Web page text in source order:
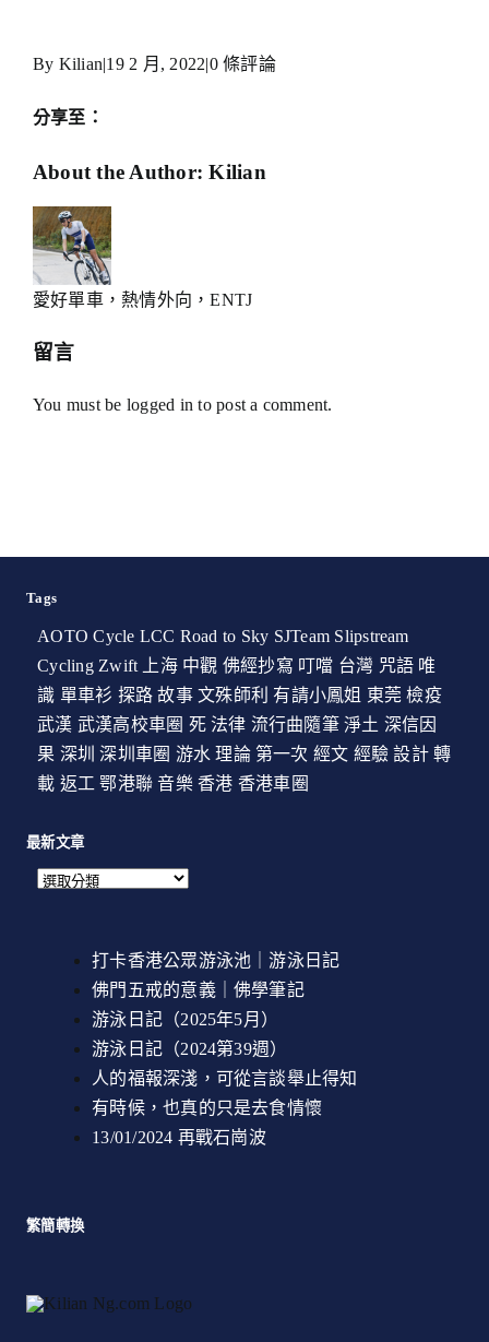
By Kilian 19 2 月, 2022 0 條評論
分享至：
Facebook
X
Reddit
LinkedIn
WhatsApp
Telegram
Tumblr
Pinterest
Xing
Email:
About the Author:Kilian
愛好單車，熱情外向，ENTJ
留言
You must be logged in to post a comment.
Tags
AOTO Cycle LCC Road to Sky SJTeam Slipstream
Cycling Zwift 上海 中觀 佛經抄寫 叮噹 台灣 咒語 唯
識 單車衫 探路 故事 文殊師利 有請小鳳姐 東莞 檢疫
武漢 武漢高校車圈 死 法律 流行曲隨筆 淨土 深信因
果 深圳 深圳車圈 游水 理論 第一次 經文 經驗 設計 轉
載 返工 鄂港聯 音樂 香港 香港車圈
最新文章
打卡香港公眾游泳池｜游泳日記
佛門五戒的意義｜佛學筆記
游泳日記（2025年5月）
游泳日記（2024第39週）
人的福報深淺，可從言談舉止得知
有時候，也真的只是去食情懷
13/01/2024 再戰石崗波
繁簡轉換